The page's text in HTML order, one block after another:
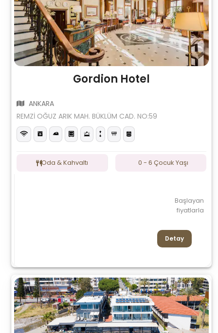
Gordion Hotel
ANKARA
REMZİ OĞUZ ARIK MAH. BÜKLÜM CAD. NO:59
Oda & Kahvaltı 0 - 6 Çocuk Yaşı
Başlayan
fiyatlarla
Detay